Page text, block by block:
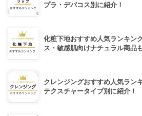
プラ・デパコス別に紹介！
化粧下地おすすめ人気ランキン
ス・敏感肌向けナチュラル商品
クレンジングおすすめ人気ラン
テクスチャータイプ別に紹介！